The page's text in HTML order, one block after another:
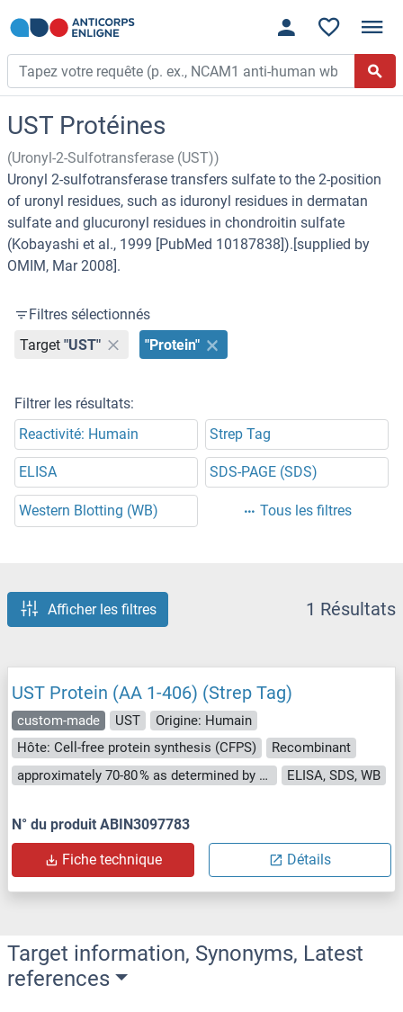
UST Protéines
(Uronyl-2-Sulfotransferase (UST))
Uronyl 2-sulfotransferase transfers sulfate to the 2-position
of uronyl residues, such as iduronyl residues in dermatan
sulfate and glucuronyl residues in chondroitin sulfate
(Kobayashi et al., 1999 [PubMed 10187838]).[supplied by
OMIM, Mar 2008].
Filtres sélectionnés
Target "UST" "Protein"
Filtrer les résultats:
Reactivité: Humain
Strep Tag
ELISA SDS-PAGE (SDS)
Western Blotting (WB) Tous les filtres
Afficher les filtres 1 Résultats
UST Protein (AA 1-406) (Strep Tag)
custom-made UST
Origine: Humain
Hôte: Cell-free protein synthesis (CFPS)
Recombinant
approximately 70-80 % as determined by SDS PAGE, Western Blot and analytical SEC (HPLC).
ELISA, SDS, WB
N° du produit ABIN3097783
Fiche technique Détails
Target information, Synonyms, Latest
references